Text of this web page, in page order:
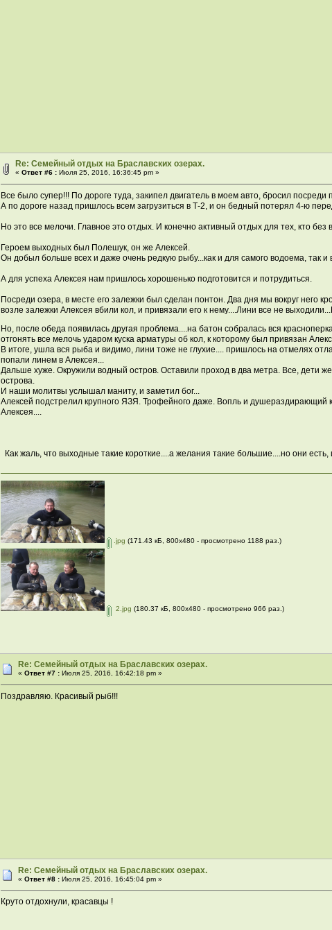
Re: Семейный отдых на Браславских озерах.
« Ответ #6 :Июля 25, 2016, 16:36:45 pm »
Все было супер!!! По дороге туда, закипел двигатель в моем авто, бросил посреди
А по дороге назад пришлось всем загрузиться в Т-2, и он бедный потерял 4-ю
Но это все мелочи. Главное это отдых. И конечно активный отдых для тех, кто без
Героем выходных был Полешук, он же Алексей.
Он добыл больше всех и даже очень редкую рыбу...как и для самого водоема, так и
А для успеха Алексея нам пришлось хорошенько подготовится и потрудиться.
Посреди озера, в месте его залежки был сделан понтон. Два дня мы вокруг него
возле залежки Алексея вбили кол, и привязали его к нему....Лини все не
Но, после обеда появилась другая проблема....на батон собралась вся
отгонять все мелочь ударом куска арматуры об кол, к которому был привязан
В итоге, ушла вся рыба и видимо, лини тоже не глухие.... пришлось на отмелях
попали линем в Алексея...
Дальше хуже. Окружили водный остров. Оставили проход в два метра. Все, дети
острова.
И наши молитвы услышал маниту, и заметил бог...
Алексей подстрелил крупного ЯЗЯ. Трофейного даже. Вопль и
Алексея....
Как жаль, что выходные такие короткие....а желания такие большие....но они
.jpg (171.43 кБ, 800x480 - просмотрено 1188 раз.)
2.jpg (180.37 кБ, 800x480 - просмотрено 966 раз.)
Re: Семейный отдых на Браславских озерах.
« Ответ #7 :Июля 25, 2016, 16:42:18 pm »
Поздравляю. Красивый рыб!!!
Re: Семейный отдых на Браславских озерах.
« Ответ #8 :Июля 25, 2016, 16:45:04 pm »
Круто отдохнули, красавцы !